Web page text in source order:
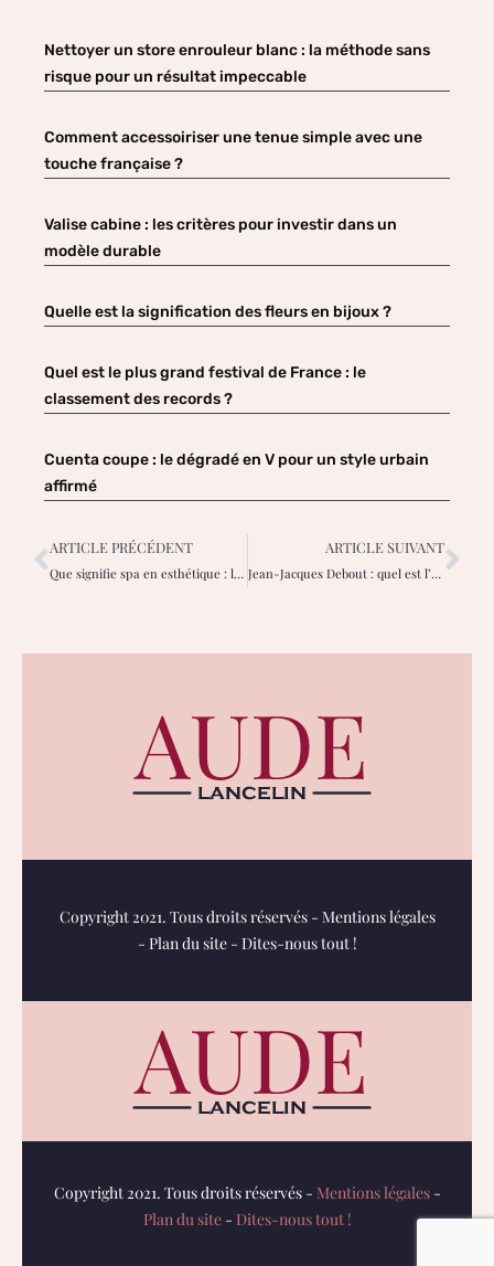
Nettoyer un store enrouleur blanc : la méthode sans
risque pour un résultat impeccable
Comment accessoiriser une tenue simple avec une
touche française ?
Valise cabine : les critères pour investir dans un
modèle durable
Quelle est la signification des fleurs en bijoux ?
Quel est le plus grand festival de France : le
classement des records ?
Cuenta coupe : le dégradé en V pour un style urbain
affirmé
ARTICLE PRÉCÉDENT
Que signifie spa en esthétique : le rôle, services et obligations ?
ARTICLE SUIVANT
Jean-Jacques Debout : quel est l’état de sa carrière aujourd’hui ?
Copyright 2021. Tous droits réservés - Mentions légales
- Plan du site- Dites-nous tout !
Copyright 2021. Tous droits réservés - Mentions légales-
Plan du site- Dites-nous tout !